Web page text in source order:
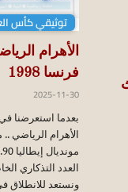
توثيقي كأس
الأهرام
فرنسا 1998
2025-11-30
بعدما استعرضنا
الأهرام الرياضي ..
ونستعد